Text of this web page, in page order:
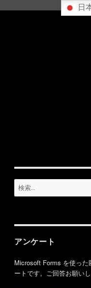
検
索:
アンケート
Microsoft Forms を使っ
ートです。ご回答お願いし
日